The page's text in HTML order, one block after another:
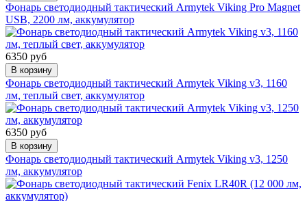
Фонарь светодиодный тактический Armytek Viking Pro Magnet
USB, 2200 лм, аккумулятор
6350 руб
В корзину
Фонарь светодиодный тактический Armytek Viking v3, 1160
лм, теплый свет, аккумулятор
6350 руб
В корзину
Фонарь светодиодный тактический Armytek Viking v3, 1250
лм, аккумулятор